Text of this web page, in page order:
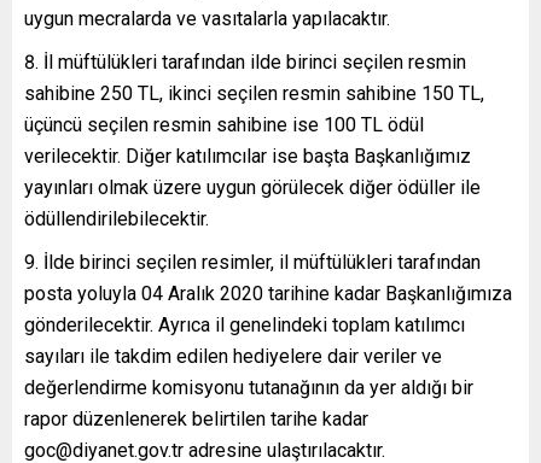
uygun mecralarda ve vasıtalarla yapılacaktır.
İl müftülükleri tarafından ilde birinci seçilen resmin
sahibine 250 TL, ikinci seçilen resmin sahibine 150 TL,
üçüncü seçilen resmin sahibine ise 100 TL ödül
verilecektir. Diğer katılımcılar ise başta Başkanlığımız
yayınları olmak üzere uygun görülecek diğer ödüller ile
ödüllendirilebilecektir.
İlde birinci seçilen resimler, il müftülükleri tarafından
posta yoluyla 04 Aralık 2020 tarihine kadar Başkanlığımıza
gönderilecektir. Ayrıca il genelindeki toplam katılımcı
sayıları ile takdim edilen hediyelere dair veriler ve
değerlendirme komisyonu tutanağının da yer aldığı bir
rapor düzenlenerek belirtilen tarihe kadar
goc@diyanet.gov.tr adresine ulaştırılacaktır.